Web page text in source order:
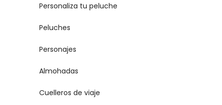
Personaliza tu peluche
Peluches
Personajes
Almohadas
Cuelleros de viaje